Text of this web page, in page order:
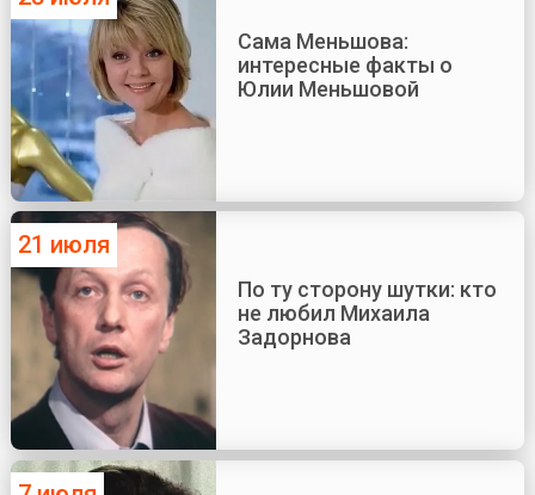
Сама Меньшова:
интересные факты о
Юлии Меньшовой
21 июля
По ту сторону шутки: кто
не любил Михаила
Задорнова